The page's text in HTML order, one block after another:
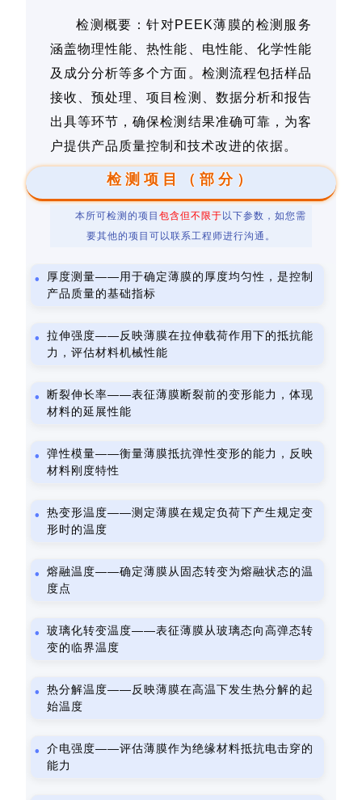
检测概要：针对PEEK薄膜的检测服务
涵盖物理性能、热性能、电性能、化学性能
及成分分析等多个方面。检测流程包括样品
接收、预处理、项目检测、数据分析和报告
出具等环节，确保检测结果准确可靠，为客
户提供产品质量控制和技术改进的依据。
检测项目（部分）
本所可检测的项目 包含但不限于 以下参数，如您需
要其他的项目可以联系工程师进行沟通。
厚度测量——用于确定薄膜的厚度均匀性，是控制
产品质量的基础指标
拉伸强度——反映薄膜在拉伸载荷作用下的抵抗能
力，评估材料机械性能
断裂伸长率——表征薄膜断裂前的变形能力，体现
材料的延展性能
弹性模量——衡量薄膜抵抗弹性变形的能力，反映
材料刚度特性
热变形温度——测定薄膜在规定负荷下产生规定变
形时的温度
熔融温度——确定薄膜从固态转变为熔融状态的温
度点
玻璃化转变温度——表征薄膜从玻璃态向高弹态转
变的临界温度
热分解温度——反映薄膜在高温下发生热分解的起
始温度
介电强度——评估薄膜作为绝缘材料抵抗电击穿的
能力